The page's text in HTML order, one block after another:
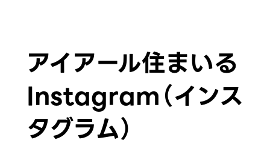
アイアール住まいる
Instagram（インス
タグラム）